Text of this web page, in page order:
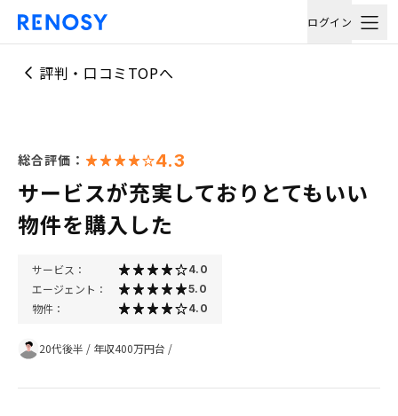
ログイン
評判・口コミTOPへ
総合評価： 4.3
サービスが充実しておりとてもいい
物件を購入した
サービス： 4.0
エージェント： 5.0
物件： 4.0
20代後半 / 年収400万円台 /